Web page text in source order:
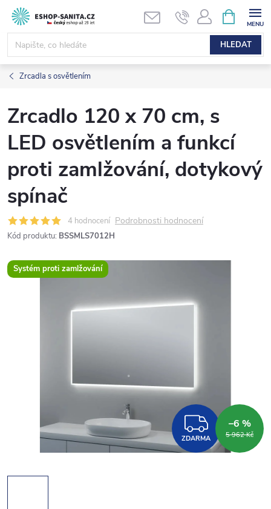
Přejít
obsah
HLEDAT
NÁKUPNÍ
KOŠÍK
Zrcadla s osvětlením
Zrcadlo 120 x 70 cm, s
LED osvětlením a funkcí
proti zamlžování, dotykový
spínač
4 hodnocení Podrobnosti hodnocení
Kód produktu: BSSMLS7012H
Systém proti zamlžování
ZDARMA 5 962 Kč
–6 %